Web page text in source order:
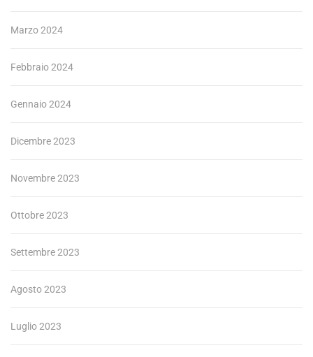
Marzo 2024
Febbraio 2024
Gennaio 2024
Dicembre 2023
Novembre 2023
Ottobre 2023
Settembre 2023
Agosto 2023
Luglio 2023